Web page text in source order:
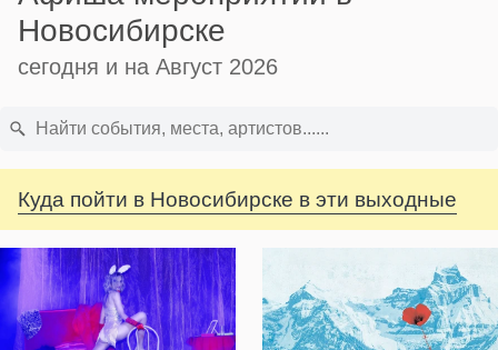
Новосибирске
сегодня и на Август 2026
Куда пойти в Новосибирске в эти выходные